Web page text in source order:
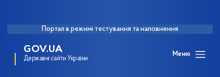
Портал в режимі тестування та наповнення
GOV.UA
Державні сайти України
Меню